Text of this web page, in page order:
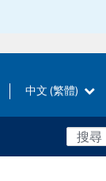
中文 (繁體)